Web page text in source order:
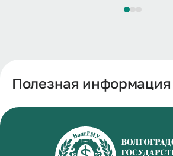
защитил кандидатскую
научного направления работы
ортопедической стоматологии.
была направлена на создание и
руководство Волгоградской
Полезная информация